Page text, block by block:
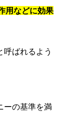
用などに効果
呼ばれるよう
ーの基準を満